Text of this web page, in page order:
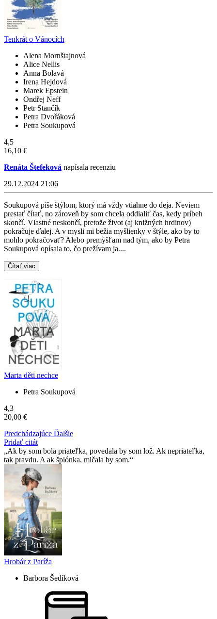
Tenkrát o Vánocích
Alena Mornštajnová
Alice Nellis
Anna Bolavá
Irena Hejdová
Marek Epstein
Ondřej Neff
Petr Stančík
Petra Dvořáková
Petra Soukupová
4,5
16,10 €
Renáta Štefeková napísala recenziu
29.12.2024 21:06
Soukupová píše štýlom, ktorý má vždy vtiahne do deja. Neviem
prestať čítať, no zároveň by som chcela oddialiť čas, kedy príbeh
skončí. Vlastné neskončí, pretože život (aj knižných hrdinov)
pokračuje ďalej. A v mysli mi bežia myšlienky v štýle, ako by to
mohlo pokračovať? Alebo premýšľam nad tým, ako by Petra
Soukupová opísala to, čo prežívam ja....
Čítať viac
Marta děti nechce
Petra Soukupová
4,3
20,00 €
Predchádzajúce Ďalšie
Pridať citát
Ak by som bola priateľka, povedala by som lož. Ak nepriateľka,
tak pravdu. A ak špiónka, mlčala by som.
Hrobár z Paríža
Barbora Šedíková